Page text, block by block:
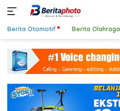
konten
Berita Otomotif Berita Olahraga